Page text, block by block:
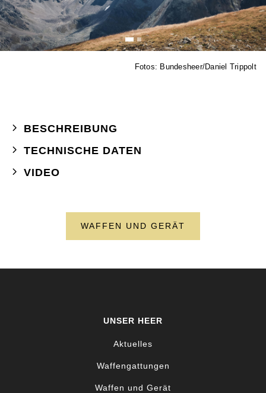
Fotos: Bundesheer/Daniel Trippolt
BESCHREIBUNG
TECHNISCHE DATEN
VIDEO
WAFFEN UND GERÄT
UNSER HEER
Aktuelles
Waffengattungen
Waffen und Gerät